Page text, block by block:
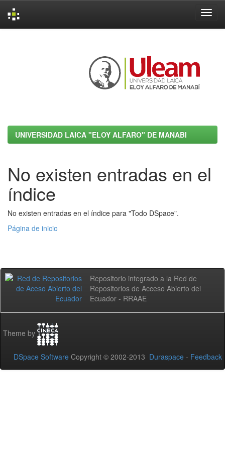
UNIVERSIDAD LAICA "ELOY ALFARO" DE MANABI
No existen entradas en el
índice
No existen entradas en el índice para "Todo DSpace".
Página de inicio
Repositorio integrado a la Red de
Repositorios de Acceso Abierto del
Ecuador - RRAAE
Theme by
DSpace Software Copyright © 2002-2013 Duraspace - Feedback